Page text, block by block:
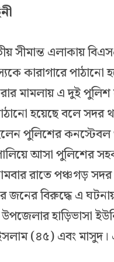
সীমান্ত এলাকায়
কারাগারে পাঠানো
মামলায় এ দুই
হয়েছে বলে
পুলিশের
পালিয়ে আসা পুলিশের
রাতে পঞ্চগড় সদর
জনের বিরুদ্ধে এ
হাড়িভাসা
(৪৫) এবং মাসুদ।